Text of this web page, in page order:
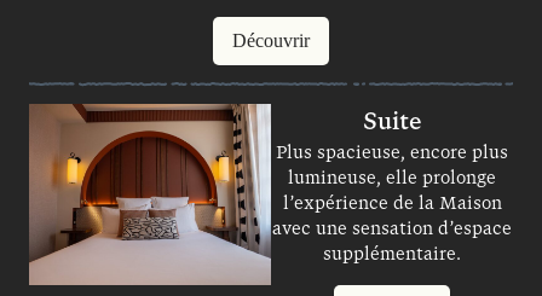
Découvrir
Suite
Plus spacieuse, encore plus
lumineuse, elle prolonge
l’expérience de la Maison
avec une sensation d’espace
supplémentaire.